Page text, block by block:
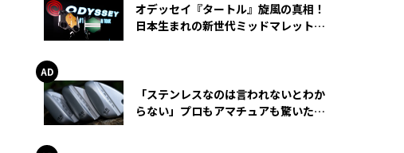
オデッセイ『タートル』旋風の真相！
日本生まれの新世代ミッドマレットが
「ステンレスなのは言われないとわか
らない」プロもアマチュアも驚いた